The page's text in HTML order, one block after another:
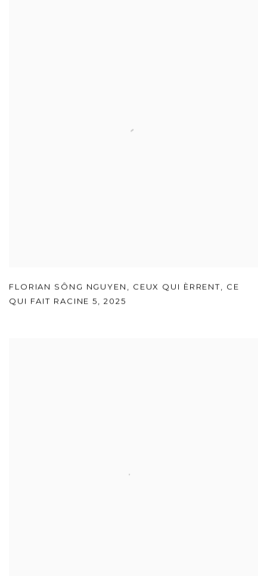
FLORIAN SÔNG NGUYEN , CEUX QUI ÈRRENT, CE
QUI FAIT RACINE 5, 2025